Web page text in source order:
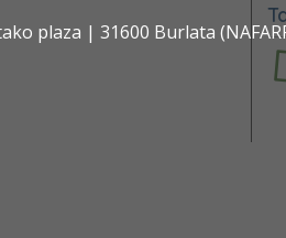
plaza | 31600 Burlata